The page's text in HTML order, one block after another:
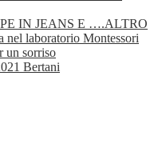
IN JEANS E ….ALTRO
nel laboratorio Montessori
un sorriso
Bertani